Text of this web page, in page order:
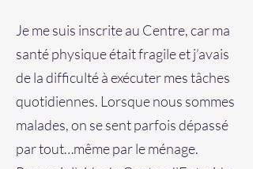
Je me suis inscrite au Centre, car ma
santé physique était fragile et j’avais
de la difficulté à exécuter mes tâches
quotidiennes. Lorsque nous sommes
malades, on se sent parfois dépassé
par tout…même par le ménage.